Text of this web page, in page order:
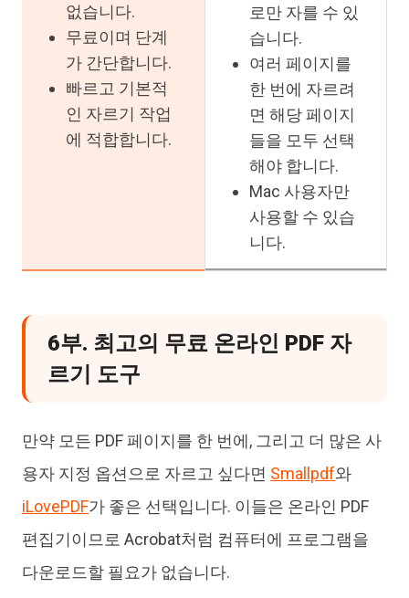
없습니다.
무료이며 단계
가 간단합니다.
빠르고 기본적
인 자르기 작업
에 적합합니다.
로만 자를 수 있
습니다.
여러 페이지를
한 번에 자르려
면 해당 페이지
들을 모두 선택
해야 합니다.
Mac 사용자만
사용할 수 있습
니다.
6부. 최고의 무료 온라인 PDF 자
르기 도구
만약 모든 PDF 페이지를 한 번에, 그리고 더 많은 사
용자 지정 옵션으로 자르고 싶다면 Smallpdf와
iLovePDF가 좋은 선택입니다. 이들은 온라인 PDF
편집기이므로 Acrobat처럼 컴퓨터에 프로그램을
다운로드할 필요가 없습니다.